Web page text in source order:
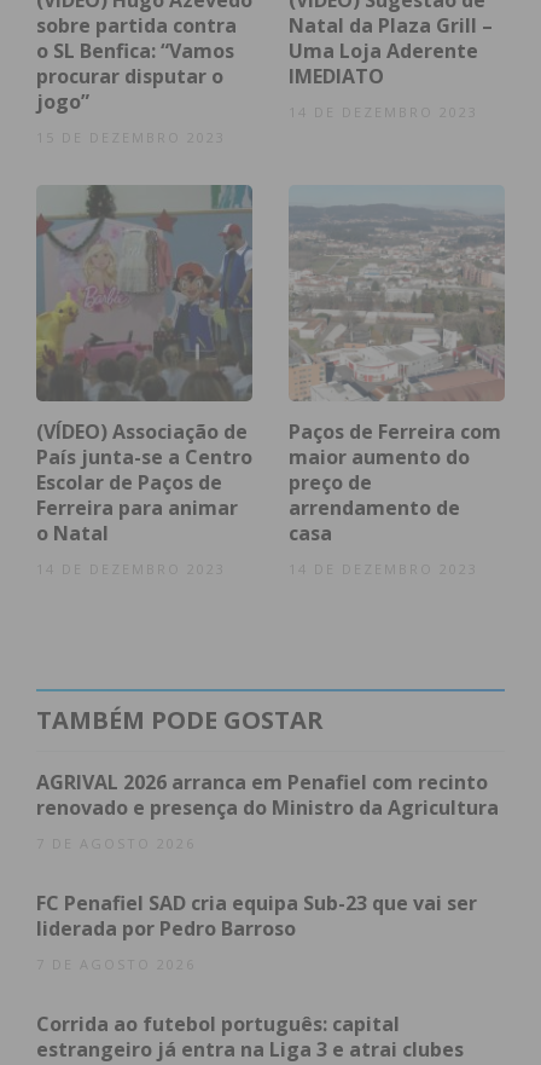
A mudança foi também impulsionada pela própria
pandemia que, para Albano Rosário, “emancipou o
mercado de vendas online no país em cinco ou dez
estamos, queremos ser o ‘braço-direito’ de todo o
tipo de negócios”, afirma.
Atualmente, a Redbox Designconta com uma
equipa fixa de quatro funcionários, assim como um
grupo de colaboradores de diferentes áreas, que
“reforçam a pluralidade de prestação de serviços”.
Subscreva a newsletter do
Imediato
sobre partida contra
o SL Benfica: “Vamos
procurar disputar o
jogo”
Natal da Plaza Grill –
Uma Loja Aderente
IMEDIATO
14 DE DEZEMBRO 2023
(VÍDEO) Associação de
País junta-se a Centro
Escolar de Paços de
Ferreira para animar
o Natal
14 DE DEZEMBRO 2023
Paços de Ferreira com
maior aumento do
preço de
arrendamento de
casa
14 DE DEZEMBRO 2023
TAMBÉM PODE GOSTAR
AGRIVAL 2026 arranca em Penafiel com recinto
renovado e presença do Ministro da Agricultura
7 DE AGOSTO 2026
FC Penafiel SAD cria equipa Sub-23 que vai ser
liderada por Pedro Barroso
7 DE AGOSTO 2026
Corrida ao futebol português: capital
estrangeiro já entra na Liga 3 e atrai clubes